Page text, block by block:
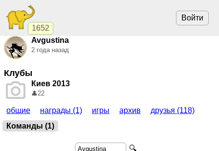
1652
Войти
Avgustina
2 года назад
Клубы
Киев 2013
👤22
общие награды (1) игры архив
друзья (118)
Команды (1)
🔍